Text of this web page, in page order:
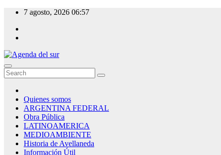
Skip
content
7 agosto, 2026 06:57
Agenda del sur
Quienes somos
ARGENTINA FEDERAL
Obra Pública
LATINOAMERICA
MEDIOAMBIENTE
Historia de Avellaneda
Información Útil